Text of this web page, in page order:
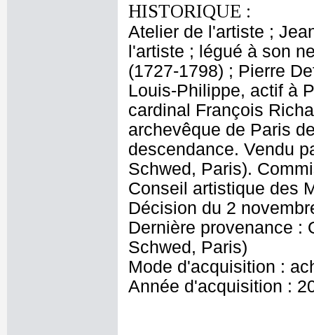
HISTORIQUE :
Atelier de l'artiste ;
l'artiste ; légué à son
(1727-1798) ; Pierre
Louis-Philippe, actif à
cardinal François
archevêque de Paris
descendance. Vendu
Schwed, Paris).
Conseil artistique des
Décision du 2
Dernière provenance :
Schwed, Paris)
Mode d'acquisition :
Année d'acquisition :